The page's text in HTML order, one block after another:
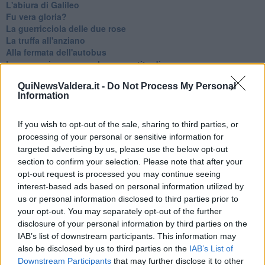
QuiNewsValdera.it - Do Not Process My Personal
Information
If you wish to opt-out of the sale, sharing to third parties, or
processing of your personal or sensitive information for
targeted advertising by us, please use the below opt-out
section to confirm your selection. Please note that after your
opt-out request is processed you may continue seeing
interest-based ads based on personal information utilized by
us or personal information disclosed to third parties prior to
your opt-out. You may separately opt-out of the further
disclosure of your personal information by third parties on the
IAB’s list of downstream participants. This information may
also be disclosed by us to third parties on the IAB’s List of
Downstream Participants that may further disclose it to other
L'abiura di Galileo
Fu vera gloria?
La guerricciola delle due rose
La truffa all'anziano
Alla fermata dell'autobus
La repressione sessuale per sentito dire
Foto storica
Esequie solenni
Teste calde
Non avere e non essere
Armiamoci e... avviatevi
Da Capodanno a Carnevale
Schizzi di fango
Sor-riso amaro
Fine anno al ristorante
La festa di Capodanno
Natale 2024
Re e regnanti
A noi interessa il dito non la luna
Come rubare allo stato e vivere felici